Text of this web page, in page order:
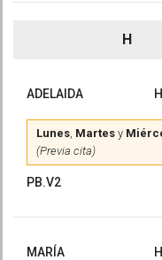
H
ADELAIDA
Lunes, Martes y
(Previa cita)
PB.V2
MARÍA